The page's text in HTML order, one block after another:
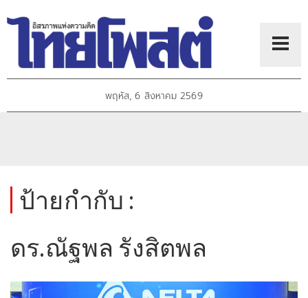
พฤหัส, 6 สิงหาคม 2569
ป้ายกำกับ :
ดร.ณัฐพล รังสิตพล